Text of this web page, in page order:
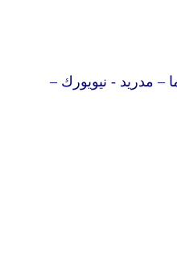
– مدريد - نيويورك –